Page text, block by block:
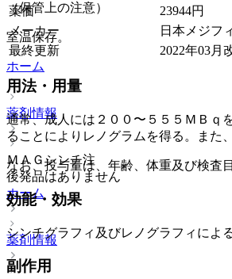
（保管上の注意）
室温保存。
ホーム
薬剤情報
ＭＡＧシンチ注
後発品はありません
ホーム
薬剤情報
薬価
23944円
メーカー
日本メジフ
最終更新
2022年03月
用法・用量
通常、成人には２００〜５５５ＭＢｑ
ることによりレノグラムを得る。また
なお、投与量は、年齢、体重及び検査
効能・効果
シンチグラフィ及びレノグラフィによ
副作用